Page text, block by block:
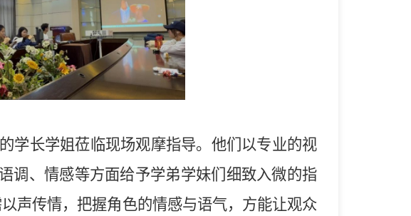
学长学姐莅临现场观摩指导。他们以专业的视
调、情感等方面给予学弟学妹们细致入微的指
声传情，把握角色的情感与语气，方能让观众